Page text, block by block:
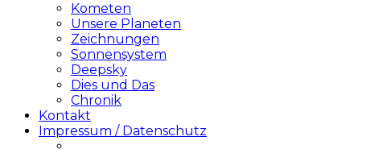
Kometen
Unsere Planeten
Zeichnungen
Sonnensystem
Deepsky
Dies und Das
Chronik
Kontakt
Impressum / Datenschutz